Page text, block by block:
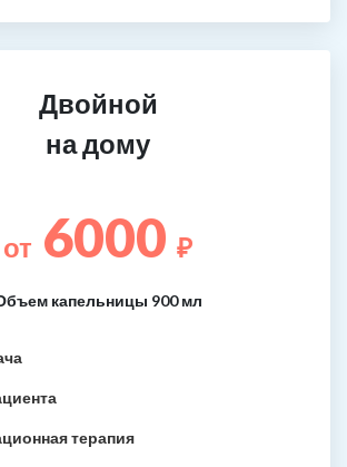
Двойной
на дому
от 6000 ₽
капельницы 900 мл
терапия